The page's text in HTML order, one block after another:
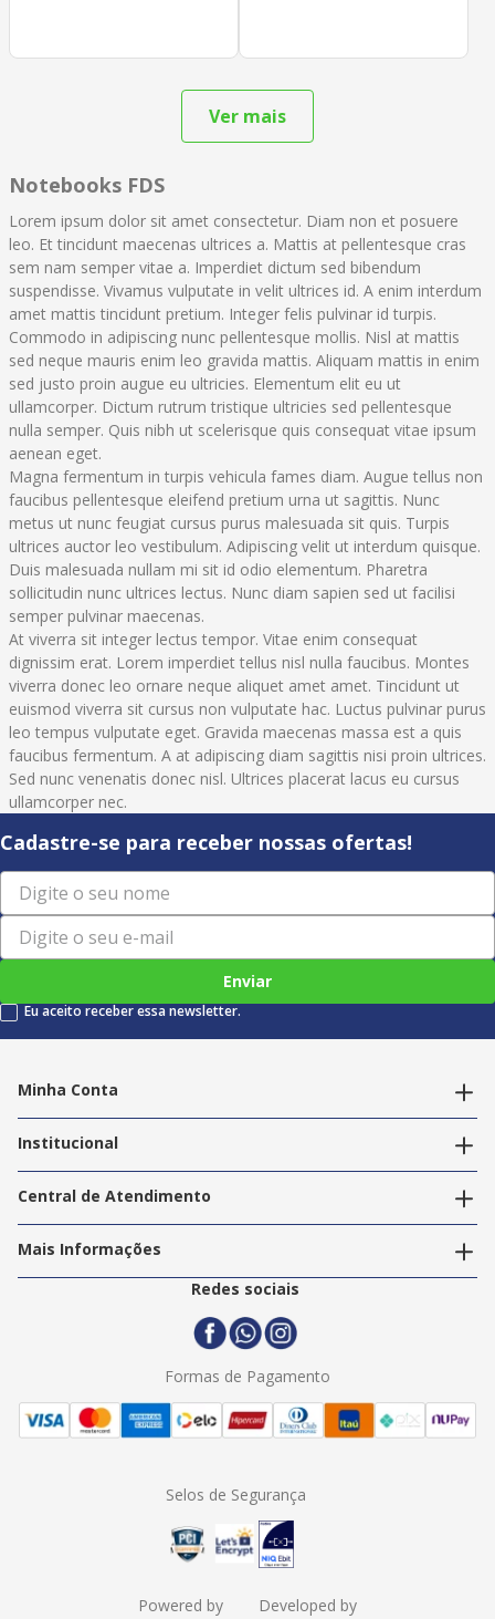
Notebooks FDS
Lorem ipsum dolor sit amet consectetur. Diam non et posuere
leo. Et tincidunt maecenas ultrices a. Mattis at pellentesque cras
sem nam semper vitae a. Imperdiet dictum sed bibendum
suspendisse. Vivamus vulputate in velit ultrices id. A enim interdum
amet mattis tincidunt pretium. Integer felis pulvinar id turpis.
Commodo in adipiscing nunc pellentesque mollis. Nisl at mattis
sed neque mauris enim leo gravida mattis. Aliquam mattis in enim
sed justo proin augue eu ultricies. Elementum elit eu ut
ullamcorper. Dictum rutrum tristique ultricies sed pellentesque
nulla semper. Quis nibh ut scelerisque quis consequat vitae ipsum
aenean eget.
Magna fermentum in turpis vehicula fames diam. Augue tellus non
faucibus pellentesque eleifend pretium urna ut sagittis. Nunc
metus ut nunc feugiat cursus purus malesuada sit quis. Turpis
ultrices auctor leo vestibulum. Adipiscing velit ut interdum quisque.
Duis malesuada nullam mi sit id odio elementum. Pharetra
sollicitudin nunc ultrices lectus. Nunc diam sapien sed ut facilisi
semper pulvinar maecenas.
At viverra sit integer lectus tempor. Vitae enim consequat
dignissim erat. Lorem imperdiet tellus nisl nulla faucibus. Montes
viverra donec leo ornare neque aliquet amet amet. Tincidunt ut
euismod viverra sit cursus non vulputate hac. Luctus pulvinar purus
leo tempus vulputate eget. Gravida maecenas massa est a quis
faucibus fermentum. A at adipiscing diam sagittis nisi proin ultrices.
Sed nunc venenatis donec nisl. Ultrices placerat lacus eu cursus
ullamcorper nec.
Cadastre-se para receber nossas ofertas!
Enviar
Eu aceito receber essa newsletter.
Minha Conta
Editar endereços
Institucional
Nossas Lojas
Trabalhe Conosco
Central de Atendimento
Política de Privacidade
Termos e Condições
Politica de Entrega
Mais Informações
2ª Via Nota Fiscal
Redes sociais
Formas de Pagamento
Selos de Segurança
Powered by Developed by